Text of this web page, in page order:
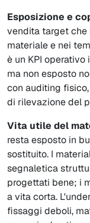
Esposizione e
vendita target che
materiale e nei
è un KPI
ma non esposto
con auditing
di rilevazione del
Vita utile del
resta esposto in
sostituito. I
segnaletica
progettati bene; i
a vita corta.
fissaggi deboli,